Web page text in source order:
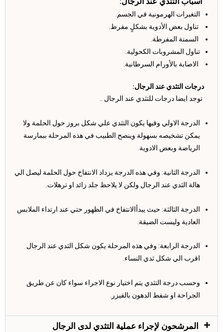
التغيرات الهرمونية في الجسم.
تناول بعض الأدوية بشكلٍ مفرط.
السمنة المفرطة.
تناول المشروبات الكحولية.
الاصابة بالأورام السرطانية.
درجات التثدي عند الرجال:
توجد ايضا درجات للتثدي عند الرجال ..
الدرجة الاولي وفيها يكون التثدي علي شكل بروز حول الحلمة ولا
يمكن تشخيصه بسهولة وينصح الطبيب في هذه المرحلة ببمارسة
الرياضة وبعض الادوية.
الدرجة الثانية: وفي هذه الدرجة يزداد الانتفاخ حول الحلمة ليصل الي
هالة الثدي عند الرجال ولكن لا يلاحظ جلد زائد او ترهلات.
الدرجة الثالثة: حيث يبدأالانتفاخ في الظهور حتي عند ارتداء الملابس
العادية وليست الضيقة.
الدرجة الرابعة: وفي هذه المرحلة يكون شكل الثدي عند الرجال
اقرب الي شكل ثدي النساء.
وحسب درجة التثدي يتم اختيار نوع الاجراء سواء كان عن طريق
الجراحة او شفط الدهون بالفيزر.
المرشحون لإجراء عملية التثدي لدى الرجال